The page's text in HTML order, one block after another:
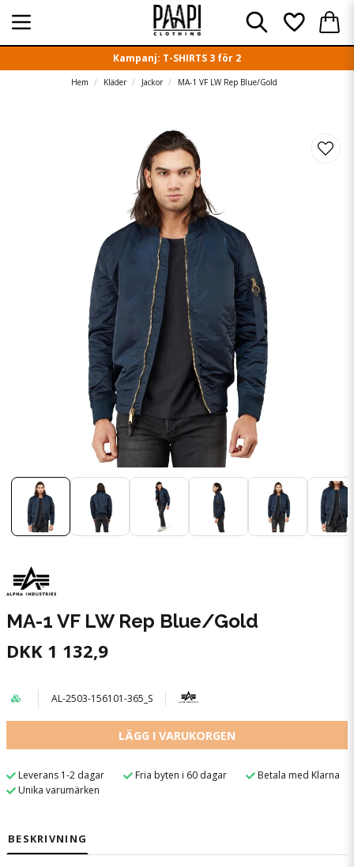
Kampanj: T-SHIRTS 3 för 2
Hem Kläder Jackor MA-1 VF LW Rep Blue/Gold
MA-1 VF LW Rep Blue/Gold
DKK 1 132,9
AL-2503-156101-365_S
LÄGG I VARUKORGEN
Leverans 1-2 dagar Fria byten i 60 dagar
Betala med Klarna
Unika varumärken
BESKRIVNING